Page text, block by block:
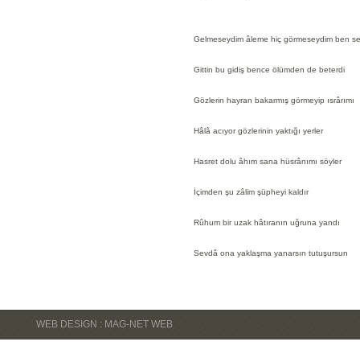
Gelmeseydim âleme hiç görmeseydim ben
Gittin bu gidiş bence ölümden de beterdi
Gözlerin hayran bakarmış görmeyip ısrârımı
Hâlâ acıyor gözlerinin yaktığı yerler
Hasret dolu âhım sana hüsrânımı söyler
İçimden şu zâlim şüpheyi kaldır
Rûhum bir uzak hâtıranın uğruna yandı
Sevdâ ona yaklaşma yanarsın tutuşursun
WEB DESIGN : MAG-NET WEB